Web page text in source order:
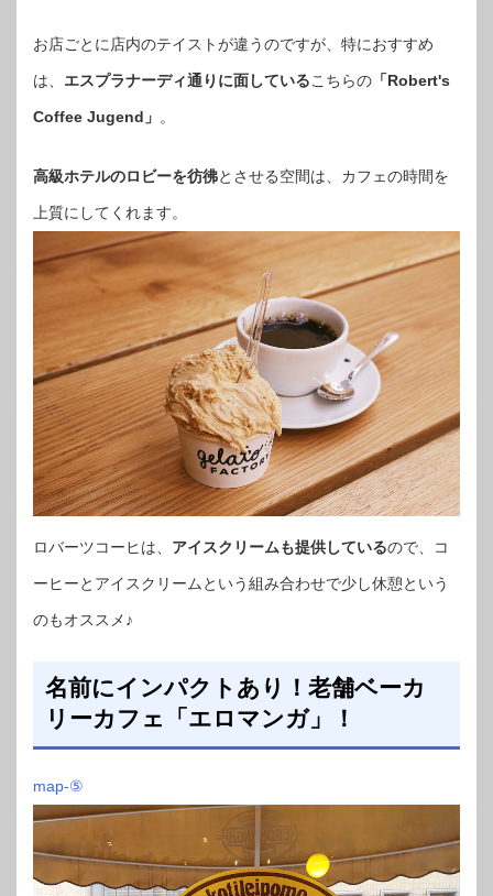
お店ごとに店内のテイストが違うのですが、特におすすめ
は、 エスプラナーディ通りに面しているこちらの 「Robert's
Coffee Jugend」 。
高級ホテルのロビーを彷彿とさせる空間は、カフェの時間を
上質にしてくれます。
ロバーツコーヒは、 アイスクリームも提供しているので、コ
ーヒーとアイスクリームという組み合わせで少し休憩という
のもオススメ♪
名前にインパクトあり！老舗ベーカ
リーカフェ「エロマンガ」！
map-⑤